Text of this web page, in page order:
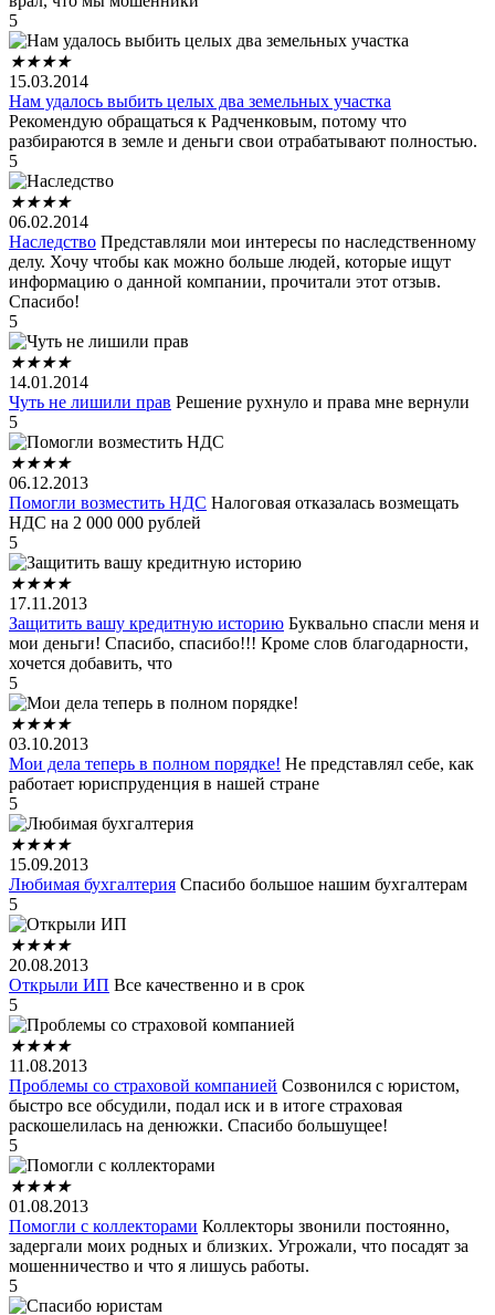
5
★★★★
15.03.2014
Нам удалось выбить целых два земельных участка
Рекомендую обращаться к Радченковым, потому что
разбираются в земле и деньги свои отрабатывают полностью.
5
★★★★
06.02.2014
Наследство Представляли мои интересы по наследственному
делу. Хочу чтобы как можно больше людей, которые ищут
информацию о данной компании, прочитали этот отзыв.
Спасибо!
5
★★★★
14.01.2014
Чуть не лишили прав Решение рухнуло и права мне вернули
5
★★★★
06.12.2013
Помогли возместить НДС Налоговая отказалась возмещать
НДС на 2 000 000 рублей
5
★★★★
17.11.2013
Защитить вашу кредитную историю Буквально спасли меня и
мои деньги! Спасибо, спасибо!!! Кроме слов благодарности,
хочется добавить, что
5
★★★★
03.10.2013
Мои дела теперь в полном порядке! Не представлял себе, как
работает юриспруденция в нашей стране
5
★★★★
15.09.2013
Любимая бухгалтерия Спасибо большое нашим бухгалтерам
5
★★★★
20.08.2013
Открыли ИП Все качественно и в срок
5
★★★★
11.08.2013
Проблемы со страховой компанией Созвонился с юристом,
быстро все обсудили, подал иск и в итоге страховая
раскошелилась на денюжки. Спасибо большущее!
5
★★★★
01.08.2013
Помогли с коллекторами Коллекторы звонили постоянно,
задергали моих родных и близких. Угрожали, что посадят за
мошенничество и что я лишусь работы.
5